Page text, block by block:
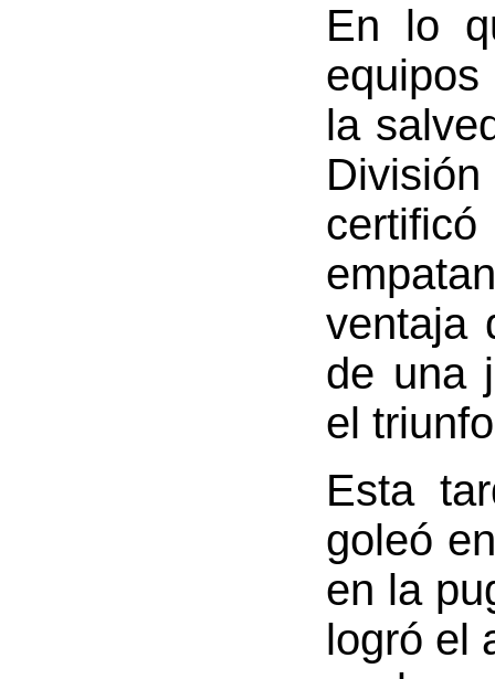
En lo
la
ventaja
de una
el
Esta
goleó
en la
logró el